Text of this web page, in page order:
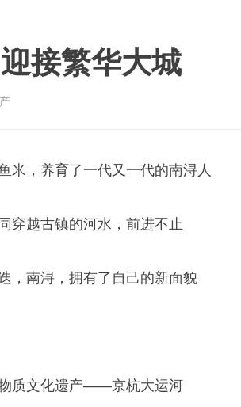
接繁华大城
米，养育了一代又一代的南浔人
穿越古镇的河水，前进不止
，南浔，拥有了自己的新面貌
质文化遗产——京杭大运河